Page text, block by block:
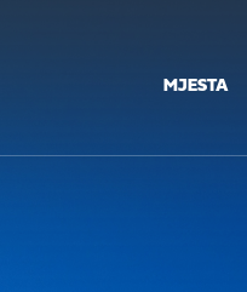
MJESTA